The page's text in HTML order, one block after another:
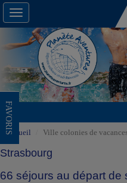
Toggle
navigation
FAVORIS
Accueil Ville colonies de
Strasbourg
66 séjours au départ de